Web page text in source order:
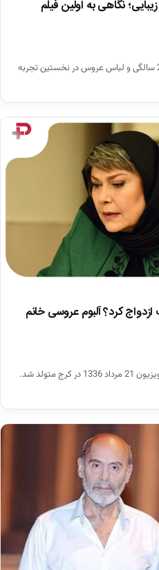
نگاهی به اولین فیلم
تصویری دیده نشده از الهام حمیدی در 24 سالگی و لباس عروس در نخستین تجربه
کرد؟ آلبوم عروسی خانم
مهرانه مهین ترابی بازیگر تئاتر، سینما و تلویزیون 21 مرداد 1336 در کرج متولد شد.